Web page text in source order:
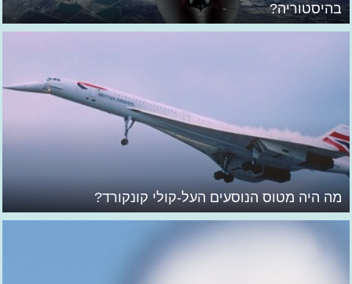
בהיסטוריה?
מה היה מטוס הנוסעים העל-קולי קונקורד?